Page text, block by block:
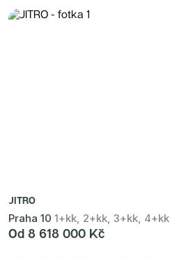
JITRO
Praha 10 1+kk, 2+kk, 3+kk, 4+kk
Od 8 618 000 Kč